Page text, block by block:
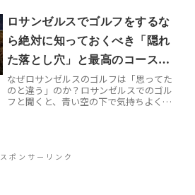
います。公共の場での秩序が保たれ、夜
間も比較的安全です。渡航...
ロサンゼルスでゴルフをするな
ら絶対に知っておくべき「隠れ
た落とし穴」と最高のコース選
び
なぜロサンゼルスのゴルフは「思ってた
のと違う」のか？ロサンゼルスでのゴル
フと聞くと、青い空の下で気持ちよくラ
スポンサーリンク